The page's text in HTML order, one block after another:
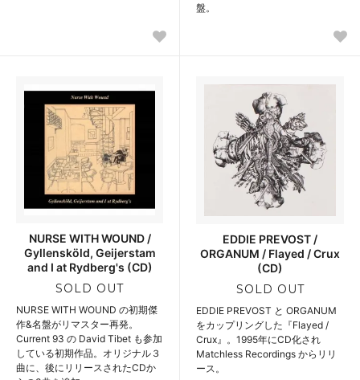
盤。
NURSE WITH WOUND /
Gyllensköld, Geijerstam
and I at Rydberg's (CD)
SOLD OUT
NURSE WITH WOUND の初期傑
作&名盤がリマスター再発。
Current 93 の David Tibet も参加
している初期作品。オリジナル３
曲に、後にリリースされたCDか
EDDIE PREVOST /
ORGANUM / Flayed / Crux
(CD)
SOLD OUT
EDDIE PREVOST と ORGANUM
をカップリングした『Flayed /
Crux』。1995年にCD化され
Matchless Recordings からリリ
ース。